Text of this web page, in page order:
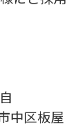
中区板屋